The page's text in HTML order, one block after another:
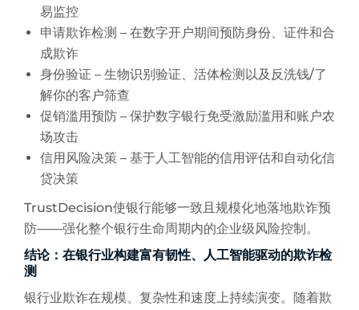
易监控
申请欺诈检测 – 在数字开户期间预防身份、证件和合
成欺诈
身份验证 – 生物识别验证、活体检测以及反洗钱/了
解你的客户筛查
促销滥用预防 – 保护数字银行免受激励滥用和账户农
场攻击
信用风险决策 – 基于人工智能的信用评估和自动化信
贷决策
TrustDecision使银行能够一致且规模化地落地欺诈预
防——强化整个银行生命周期内的企业级风险控制。
结论：在银行业构建富有韧性、人工智能驱动的欺诈检
测
银行业欺诈在规模、复杂性和速度上持续演变。随着欺